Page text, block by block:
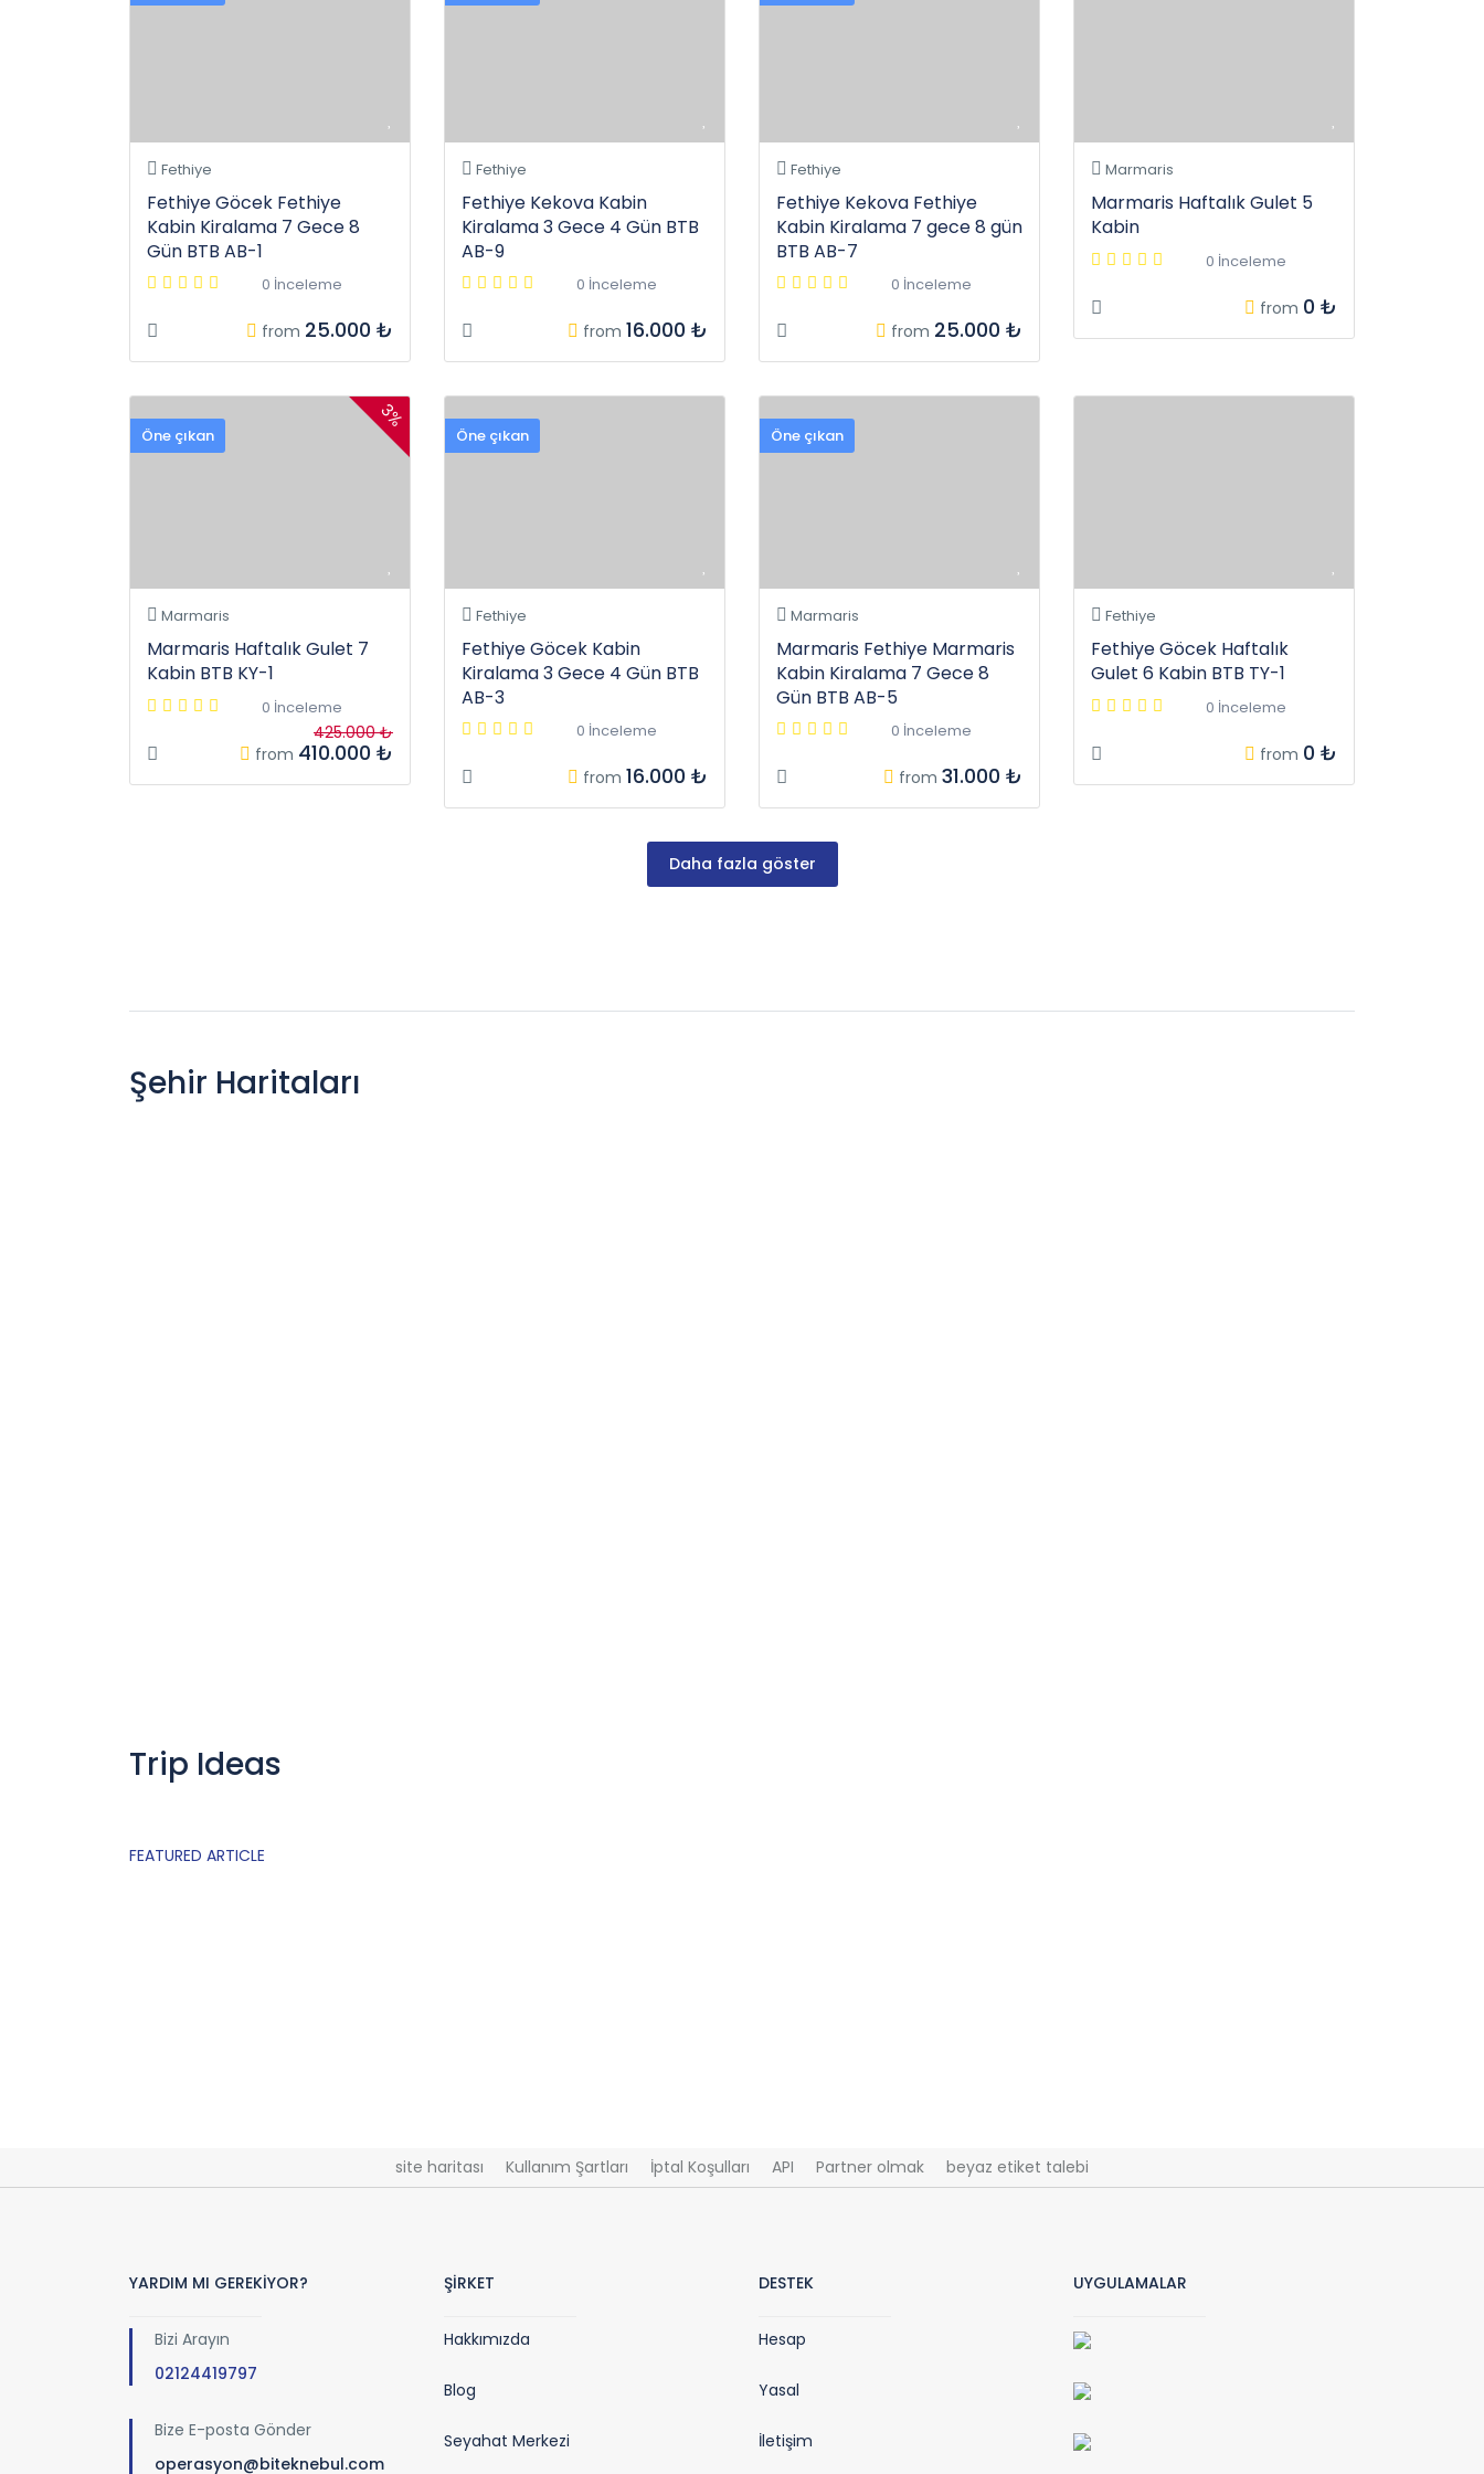
Fethiye
Fethiye Göcek Fethiye
Kabin Kiralama 7 Gece 8
Gün BTB AB-1
0 İnceleme
from 25.000 ₺
Fethiye
Fethiye Kekova Kabin
Kiralama 3 Gece 4 Gün BTB
AB-9
0 İnceleme
from 16.000 ₺
Fethiye
Fethiye Kekova Fethiye
Kabin Kiralama 7 gece 8 gün
BTB AB-7
0 İnceleme
from 25.000 ₺
Marmaris
Marmaris Haftalık Gulet 5
Kabin
0 İnceleme
from 0 ₺
Öne çıkan
3%
Marmaris
Marmaris Haftalık Gulet 7
Kabin BTB KY-1
0 İnceleme
from
425.000 ₺
410.000 ₺
Öne çıkan
Fethiye
Fethiye Göcek Kabin
Kiralama 3 Gece 4 Gün BTB
AB-3
0 İnceleme
from 16.000 ₺
Öne çıkan
Marmaris
Marmaris Fethiye Marmaris
Kabin Kiralama 7 Gece 8
Gün BTB AB-5
0 İnceleme
from 31.000 ₺
Fethiye
Fethiye Göcek Haftalık
Gulet 6 Kabin BTB TY-1
0 İnceleme
from 0 ₺
Daha fazla göster
Şehir Haritaları
Trip Ideas
FEATURED ARTICLE
site haritası Kullanım Şartları İptal Koşulları API Partner olmak beyaz etiket talebi
YARDIM MI GEREKİYOR?
Bizi Arayın
02124419797
Bize E-posta Gönder
operasyon@biteknebul.com
ŞİRKET
Hakkımızda
Blog
Seyahat Merkezi
DESTEK
Hesap
Yasal
İletişim
UYGULAMALAR